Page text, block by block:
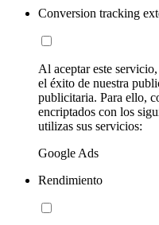
Conversion tracking
Al aceptar este
el éxito de nuestra
publicitaria. Para ello,
encriptados con los
utilizas sus servicios:
Google Ads
Rendimiento